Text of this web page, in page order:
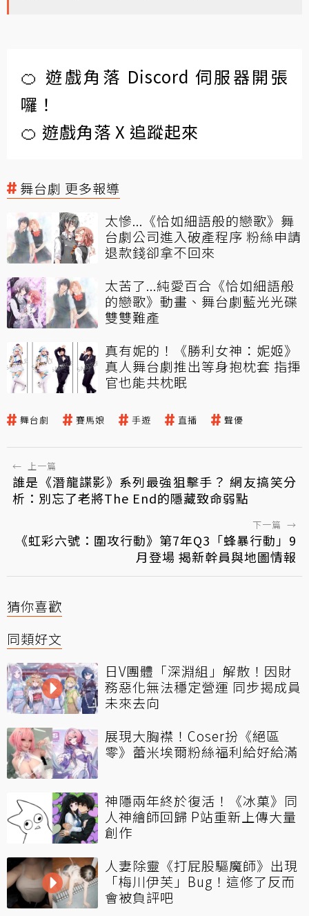
🍊 遊戲角落 Discord 伺服器開張
囉！
🍊 遊戲角落 X 追蹤起來
舞台劇 更多報導
太慘...《恰如細語般的戀歌》舞
台劇公司進入破產程序 粉絲申請
退款錢卻拿不回來
太苦了...純愛百合《恰如細語般
的戀歌》動畫、舞台劇藍光光碟
雙雙難產
真有妮的！《勝利女神：妮姬》
真人舞台劇推出等身抱枕套 指揮
官也能共枕眠
舞台劇 賽馬娘 手遊 直播 聲優
← 上一篇
誰是《潛龍諜影》系列最強狙擊手？ 網友搞笑分
析：別忘了老將The End的隱藏致命弱點
下一篇 →
《虹彩六號：圍攻行動》第7年Q3「蜂暴行動」9
月登場 揭新幹員與地圖情報
猜你喜歡
同類好文
日V團體「深淵組」解散！因財
務惡化無法穩定營運 同步揭成員
未來去向
展現大胸襟！Coser扮《絕區
零》蕾米埃爾粉絲福利給好給滿
神隱兩年終於復活！《冰菓》同
人神繪師回歸 P站重新上傳大量
創作
人妻除靈《打屁股驅魔師》出現
「梅川伊芙」Bug！這修了反而
會被負評吧